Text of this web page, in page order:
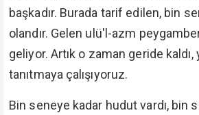
başkadır. Burada tarif edilen, bin
olandır. Gelen ulü'l-azm
geliyor. Artık o zaman geride kaldı,
tanıtmaya çalışıyoruz.
Bin seneye kadar hudut vardı, bin